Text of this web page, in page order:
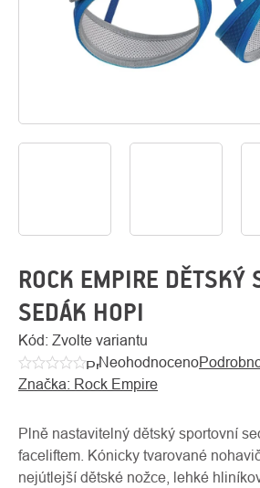
ROCK EMPIRE DĚTSKÝ
SEDÁK HOPI
Kód: Zvolte variantu
Průměrné
hodnocení
je
0,0
z
Neohodnoceno
Značka: Rock Empire
Plně nastavitelný dětský sportovní
faceliftem. Kónicky tvarované
nejútlejší dětské nožce, lehké